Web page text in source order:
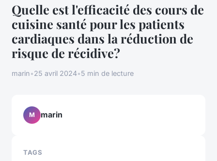
Quelle est l'efficacité des cours de
cuisine santé pour les patients
cardiaques dans la réduction de
risque de récidive?
marin•25 avril 2024•5 min de lecture
M marin
TAGS